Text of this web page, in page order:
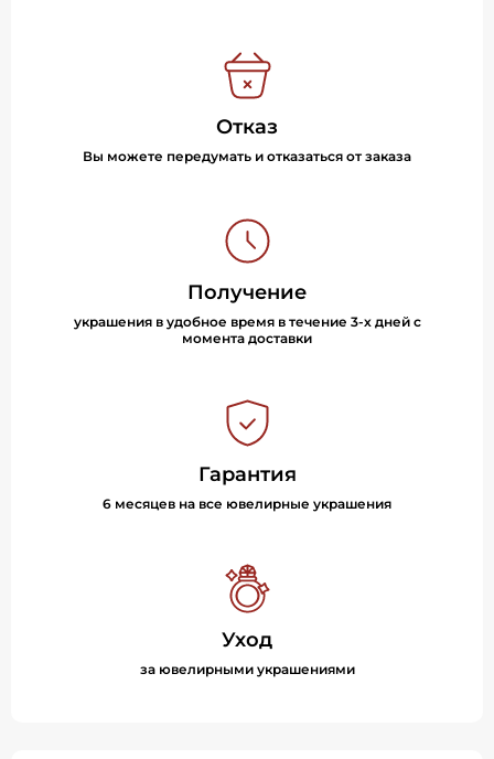
Отказ
Вы можете передумать и отказаться от заказа
Получение
украшения в удобное время в течение 3-х дней с
момента доставки
Гарантия
6 месяцев на все ювелирные украшения
Уход
за ювелирными украшениями